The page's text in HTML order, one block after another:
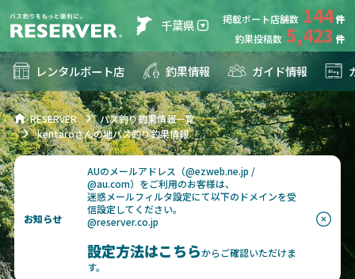
千葉県 掲載ボート店舗数 144
釣果投稿数 5,423
レンタルボート店 釣果情報 ガイド情報
RESERVER
バス釣り釣果情報一覧
kentaroさんの地バス釣り釣果情報
お知らせ
AUのメールアドレス（@ezweb.ne.jp /
@au.com）をご利用のお客様は、
迷惑メールフィルタ設定にて以下のドメインを受
信設定してください。
@reserver.co.jp
設定方法はこちらからご確認いただけま
す。